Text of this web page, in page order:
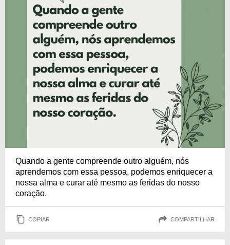
Quando a gente compreende outro alguém, nós
aprendemos com essa pessoa, podemos enriquecer a
nossa alma e curar até mesmo as feridas do nosso
coração.
COPIAR COMPARTILHAR